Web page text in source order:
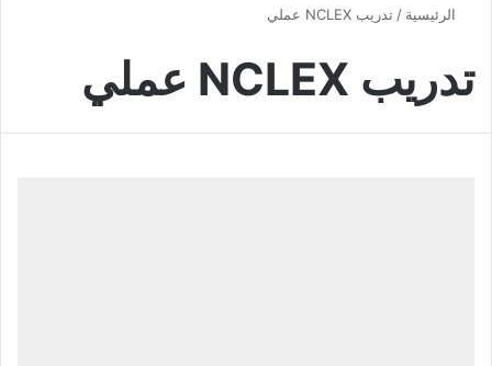
الرئيسية / تدريب NCLEX عملي
تدريب NCLEX عملي